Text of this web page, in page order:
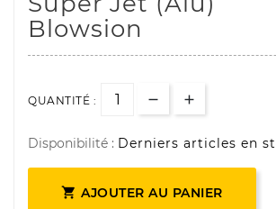
Blowsion
QUANTITÉ :
Disponibilité : Derniers articles en
 AJOUTER AU PANIER